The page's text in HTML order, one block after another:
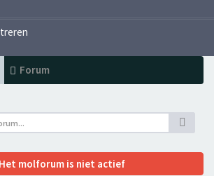
Forum
Het molforum is niet actief